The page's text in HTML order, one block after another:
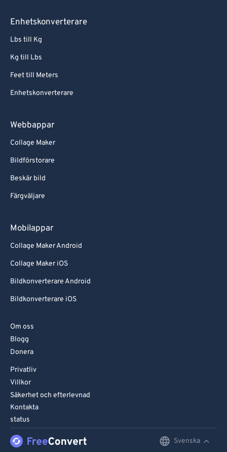
Enhetskonverterare
Lbs till Kg
Kg till Lbs
Feet till Meters
Enhetskonverterare
Webbappar
Collage Maker
Bildförstorare
Beskär bild
Färgväljare
Mobilappar
Collage Maker Android
Collage Maker iOS
Bildkonverterare Android
Bildkonverterare iOS
Om oss
Blogg
Donera
Privatliv
Villkor
Säkerhet och efterlevnad
Kontakta
status
Svenska